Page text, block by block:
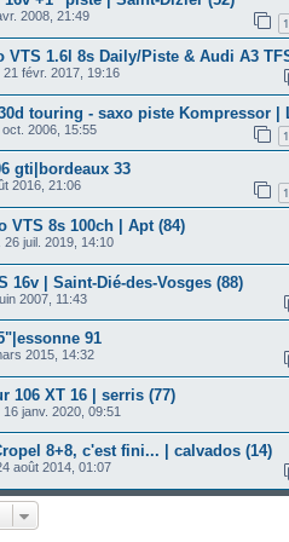
2008, 21:49 1
VTS 1.6l 8s Daily/Piste & Audi A3
21 févr. 2017, 19:16
touring - saxo piste Kompressor |
2006, 15:55 1
gti|bordeaux 33
2016, 21:06 1
VTS 8s 100ch | Apt (84)
26 juil. 2019, 14:10
16v | Saint-Dié-des-Vosges (88)
2007, 11:43
91
2015, 14:32
106 XT 16 | serris (77)
16 janv. 2020, 09:51
8+8, c'est fini... | calvados (14)
août 2014, 01:07